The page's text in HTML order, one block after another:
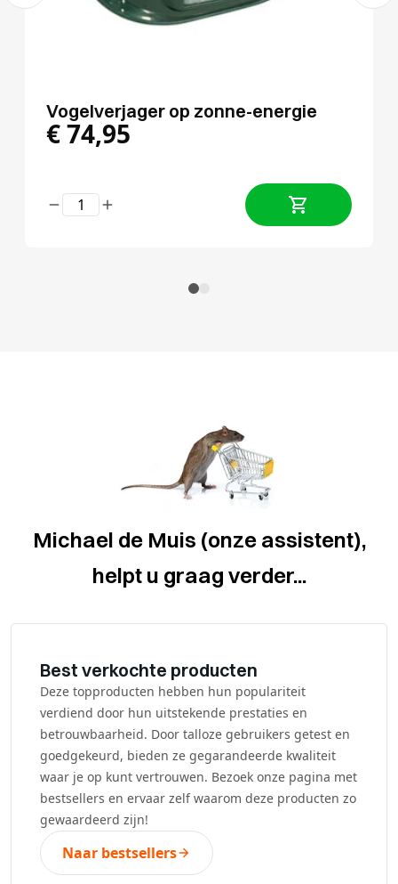
Vogelverjager op zonne-energie
€74,95
Michael de Muis (onze assistent),
helpt u graag verder...
Best verkochte producten
Deze topproducten hebben hun populariteit
verdiend door hun uitstekende prestaties en
betrouwbaarheid. Door talloze gebruikers getest en
goedgekeurd, bieden ze gegarandeerde kwaliteit
waar je op kunt vertrouwen. Bezoek onze pagina met
bestsellers en ervaar zelf waarom deze producten zo
gewaardeerd zijn!
Naar bestsellers